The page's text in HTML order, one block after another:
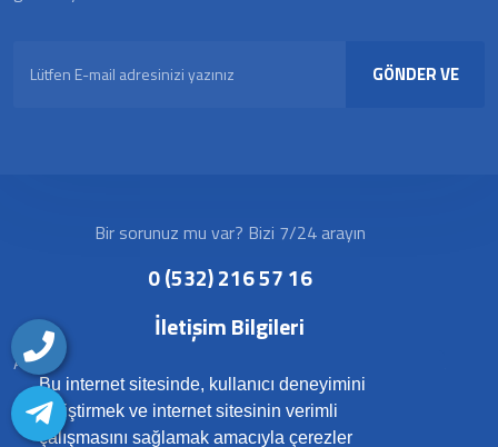
Bu internet sitesinde, kullanıcı deneyimini
geliştirmek ve internet sitesinin verimli
çalışmasını sağlamak amacıyla çerezler
GÖNDER VE
Bir sorunuz mu var? Bizi 7/24 arayın
0 (532) 216 57 16
İletişim Bilgileri
Alaaddinbey Mah. Alaaddinbey Cad. No:127 Nilüfer/BURSA